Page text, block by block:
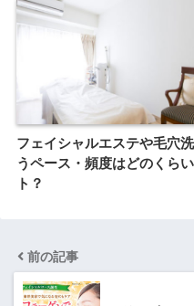
フェイシャルエステや毛穴
うペース・頻度はどのくら
ト？
前の記事